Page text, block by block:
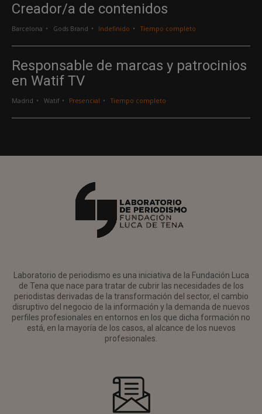
Creador/a de contenidos
Barcelona Gods Brand Indefinido Tiempo completo
Responsable de marcas y patrocinios
en Watif TV
Madrid Watif Presencial Tiempo completo
Laboratorio de periodismo es una iniciativa de la Fundación Luca
de Tena que nace para tratar de cubrir las necesidades de los
periodistas derivadas de la transformación del sector, el cambio
disruptivo del negocio de la información y la demanda de nuevos
perfiles profesionales en entornos en los que dicha formación no
está, en la mayoría de los casos, al alcance de los nuevos
profesionales.